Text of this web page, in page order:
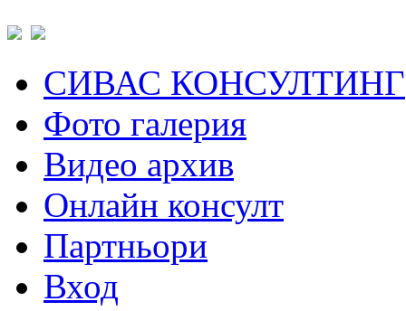
СИВАС КОНСУЛТИНГ
Фото галерия
Видео архив
Онлайн консулт
Партньори
Вход